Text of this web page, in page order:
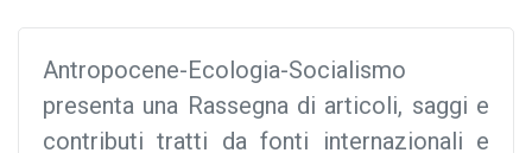
Antropocene-Ecologia-Socialismo
presenta una Rassegna di articoli, saggi e
contributi tratti da fonti internazionali e